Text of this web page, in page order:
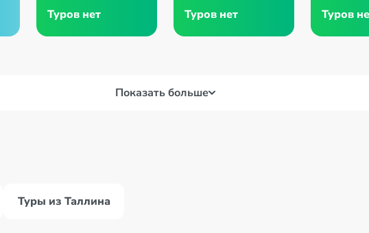
Туров нет Туров нет Туров
Показать больше
Туры из Таллина